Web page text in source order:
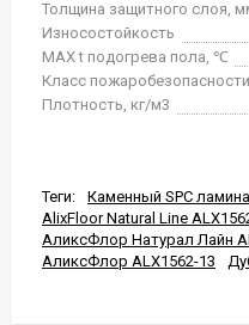
Толщина защитного слоя,
Износостойкость
MAX t подогрева пола, ℃
Класс пожаробезопасности
Плотность, кг/м3
Теги:
Каменный SPC
AlixFloor Natural Line
АликсФлор Натурал Лайн
АликсФлор ALX1562-13